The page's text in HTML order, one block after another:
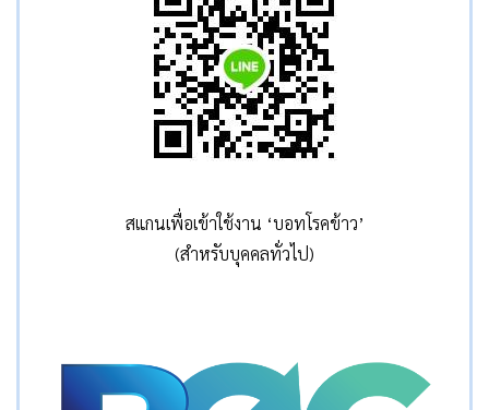
สแกนเพื่อเข้าใช้งาน ‘บอทโรคข้าว’
(สำหรับบุคคลทั่วไป)